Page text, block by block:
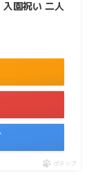
園祝い 二人
ポチップ